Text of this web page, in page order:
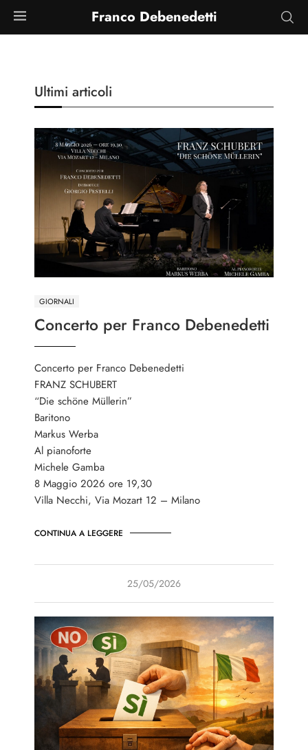
Franco Debenedetti
Ultimi articoli
GIORNALI
Concerto per Franco Debenedetti
Concerto per Franco Debenedetti
FRANZ SCHUBERT
“Die schöne Müllerin”
Baritono
Markus Werba
Al pianoforte
Michele Gamba
8 Maggio 2026 ore 19,30
Villa Necchi, Via Mozart 12 – Milano
CONTINUA A LEGGERE
25/05/2026